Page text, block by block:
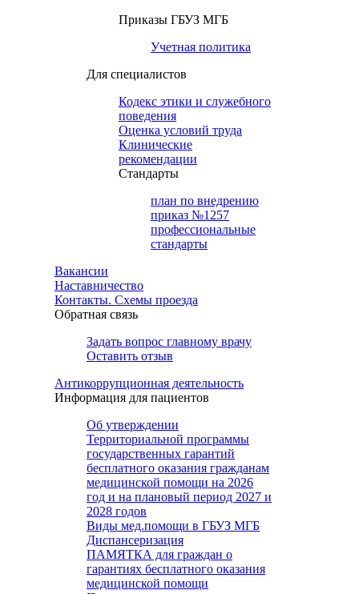
Приказы ГБУЗ МГБ
Учетная политика
Для специалистов
Кодекс этики и служебного
поведения
Оценка условий труда
Клинические
рекомендации
Cтандарты
план по внедрению
приказ №1257
профессиональные
стандарты
Вакансии
Наставничество
Контакты. Схемы проезда
Обратная связь
Задать вопрос главному врачу
Оставить отзыв
Антикоррупционная деятельность
Информация для пациентов
Об утверждении
Территориальной программы
государственных гарантий
бесплатного оказания гражданам
медицинской помощи на 2026
год и на плановый период 2027 и
2028 годов
Виды мед.помощи в ГБУЗ МГБ
Диспансеризация
ПАМЯТКА для граждан о
гарантиях бесплатного оказания
медицинской помощи